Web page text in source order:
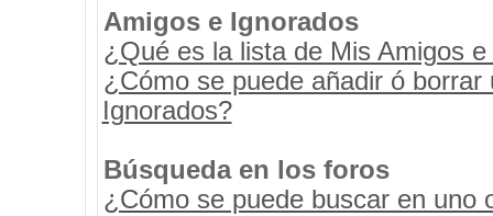
Amigos e Ignorados
¿Qué es la lista de Mis Amigos
¿Cómo se puede añadir ó
Ignorados?
Búsqueda en los foros
¿Cómo se puede buscar en uno